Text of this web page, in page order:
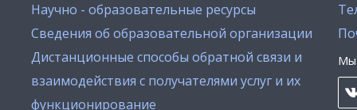
Научно - образовательные ресурсы
Сведения об образовательной организации
Дистанционные способы обратной связи и
взаимодействия с получателями услуг и их
функционирование
Мы